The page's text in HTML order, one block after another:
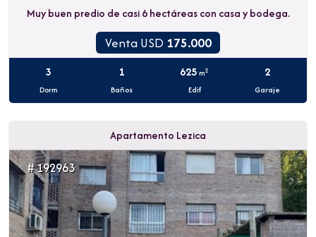
Muy buen predio de casi 6 hectáreas con casa y bodega.
Venta USD 175.000
3
Dorm
1
Baños
625 m2
Edif
2
Garaje
Apartamento Lezica
# 192963